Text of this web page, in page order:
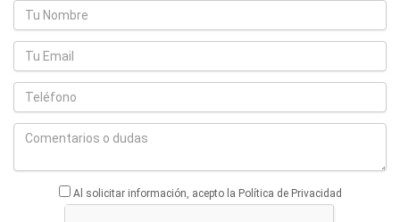
Al solicitar información, acepto la Política de Privacidad